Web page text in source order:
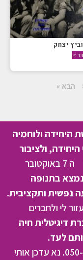
יצחק
»
הבא »
היחידה ולוחמיה
ולציבור
היום יותר מתמיד, אחרי משבר ה 7 באוקטובר
בתנופה
נפשית ותקציבית.
לי ולחברים
דיגיטלית חיה
לעד.
בתודה מראש ניר כהן נייד – 050-5642288. נא עדכן אותי